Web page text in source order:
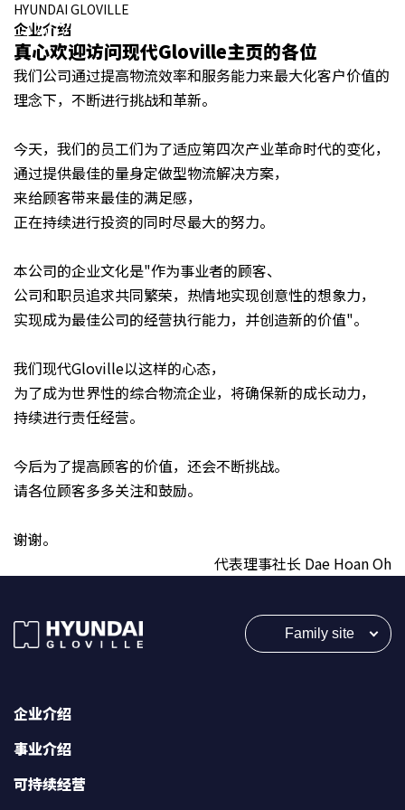
HYUNDAI GLOVILLE
企业介绍
真心欢迎访问现代Gloville主页的各位
我们公司通过提高物流效率和服务能力来最大化客户价值的
理念下，不断进行挑战和革新。
今天，我们的员工们为了适应第四次产业革命时代的变化，
通过提供最佳的量身定做型物流解决方案，
来给顾客带来最佳的满足感，
正在持续进行投资的同时尽最大的努力。
本公司的企业文化是"作为事业者的顾客、
公司和职员追求共同繁荣，热情地实现创意性的想象力，
实现成为最佳公司的经营执行能力，并创造新的价值"。
我们现代Gloville以这样的心态，
为了成为世界性的综合物流企业，将确保新的成长动力，
持续进行责任经营。
今后为了提高顾客的价值，还会不断挑战。
请各位顾客多多关注和鼓励。
谢谢。
代表理事社长 Dae Hoan Oh
Family site
企业介绍
事业介绍
可持续经营